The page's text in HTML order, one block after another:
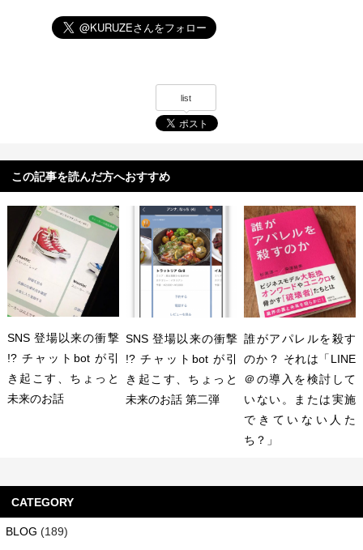
list
この記事を読んだ方へおすすめ
SNS 登場以来の衝撃
!? チャットbot が引
き起こす、ちょっと
未来のお話
SNS 登場以来の衝撃
!? チャットbot が引
き起こす、ちょっと
未来のお話 第二弾
誰がアパレルを殺す
のか？ それは「LINE
＠の導入を検討して
いない。または実施
できていない人た
ち？」
CATEGORY
BLOG (189)